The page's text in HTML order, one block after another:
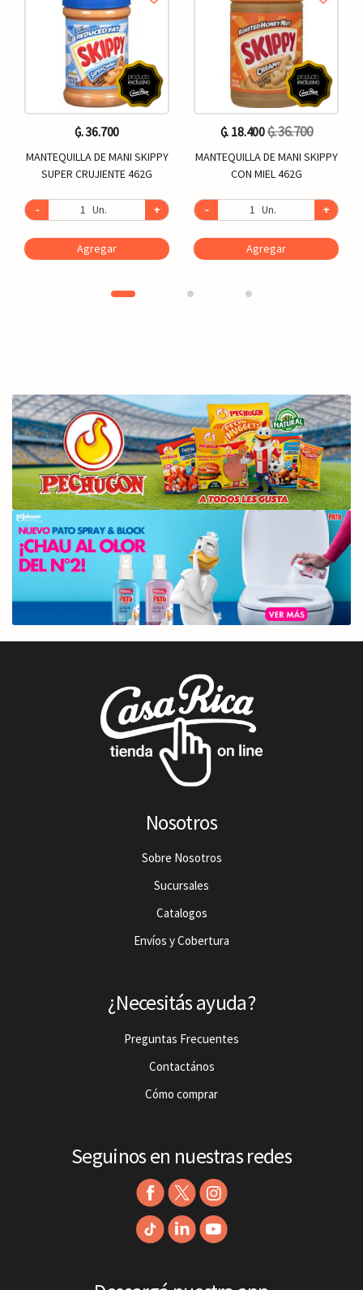
₲. 36.700
MANTEQUILLA DE MANI SKIPPY
SUPER CRUJIENTE 462G
- Un. +
Agregar
₲. 18.400₲. 36.700
MANTEQUILLA DE MANI SKIPPY
CON MIEL 462G
- Un. +
Agregar
Nosotros
Sobre Nosotros
Sucursales
Catalogos
Envíos y Cobertura
¿Necesitás ayuda?
Preguntas Frecuentes
Contactános
Cómo comprar
Seguinos en nuestras redes